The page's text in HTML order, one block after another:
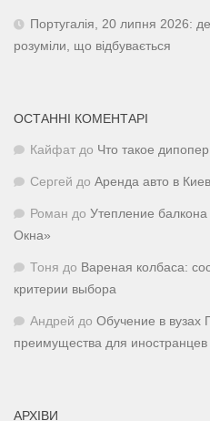
Португалія, 20 липня 2026:
розуміли, що відбувається
ОСТАННІ КОМЕНТАРІ
Кайфат до Что такое
Сергей до Аренда авто в
Роман до Утепление
Окна»
Тоня до Вареная колбаса:
критерии выбора
Андрей до Обучение в вузах
преимущества для иностранцев
АРХІВИ